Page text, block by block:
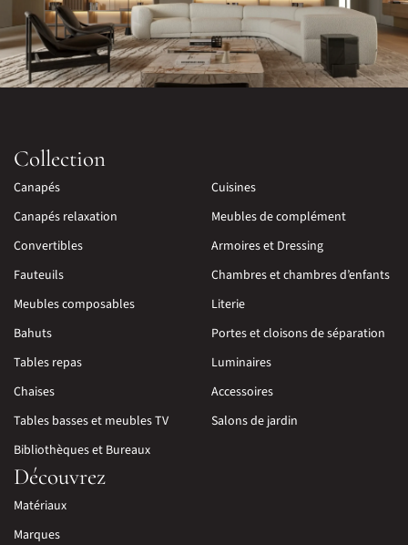
Collection
Canapés
Canapés relaxation
Convertibles
Fauteuils
Meubles composables
Bahuts
Tables repas
Chaises
Tables basses et meubles TV
Bibliothèques et Bureaux
Cuisines
Meubles de complément
Armoires et Dressing
Chambres et chambres d’enfants
Literie
Portes et cloisons de séparation
Luminaires
Accessoires
Salons de jardin
Découvrez
Matériaux
Marques